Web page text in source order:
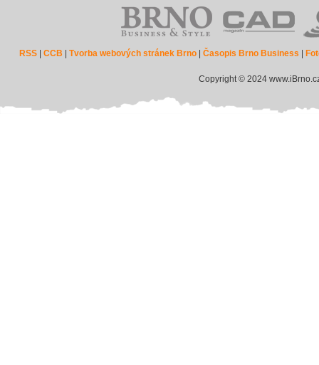
RSS |CCB |Tvorba webových stránek Brno |Časopis Brno Business
Copyright © 2024